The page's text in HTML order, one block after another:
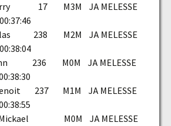
17 M3M JA MELESSE
238 M2M JA MELESSE
236 M0M JA MELESSE
Benoit 237 M1M JA MELESSE
Mickael M0M JA MELESSE